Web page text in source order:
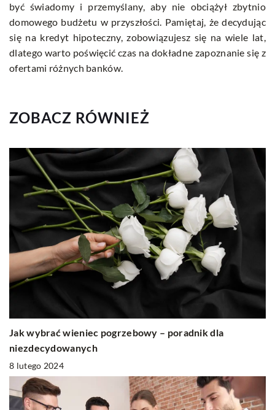
być świadomy i przemyślany, aby nie obciążył zbytnio
domowego budżetu w przyszłości. Pamiętaj, że decydując
się na kredyt hipoteczny, zobowiązujesz się na wiele lat,
dlatego warto poświęcić czas na dokładne zapoznanie się z
ofertami różnych banków.
ZOBACZ RÓWNIEŻ
Jak wybrać wieniec pogrzebowy – poradnik dla
niezdecydowanych
8 lutego 2024